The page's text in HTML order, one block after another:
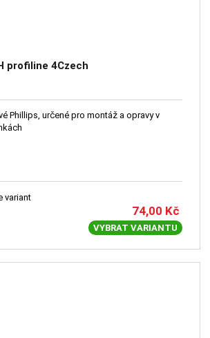
profiline 4Czech
Phillips, určené pro montáž a opravy v
variant
74,00 Kč
VYBRAT VARIANTU